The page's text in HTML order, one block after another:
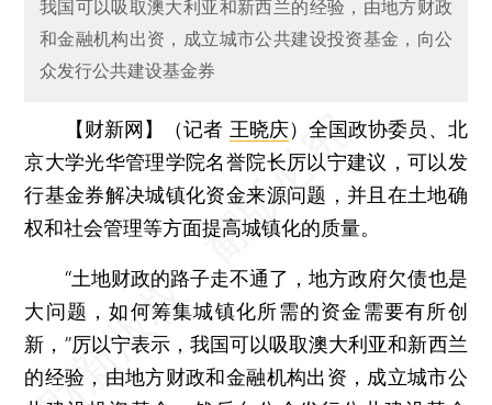
我国可以吸取澳大利亚和新西兰的经验，由地方财政
和金融机构出资，成立城市公共建设投资基金，向公
众发行公共建设基金券
【财新网】（记者 王晓庆） 全国政协委员、北
京大学光华管理学院名誉院长厉以宁建议，可以发
行基金券解决城镇化资金来源问题，并且在土地确
权和社会管理等方面提高城镇化的质量。
“土地财政的路子走不通了，地方政府欠债也是
大问题，如何筹集城镇化所需的资金需要有所创
新，”厉以宁表示，我国可以吸取澳大利亚和新西兰
的经验，由地方财政和金融机构出资，成立城市公